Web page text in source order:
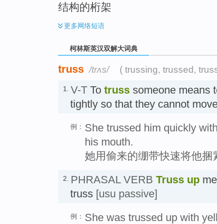
结构的桁架
更多网络短语
柯林斯英汉双解大词典
truss /trʌs/ ( trussing, trussed,
1. V-T To truss someone means
tightly so that they cannot
例： She trussed him quickly
his mouth.
她用偷来的绷带快速将他
2. PHRASAL VERB Truss up
truss [usu passive]
例： She was trussed up with